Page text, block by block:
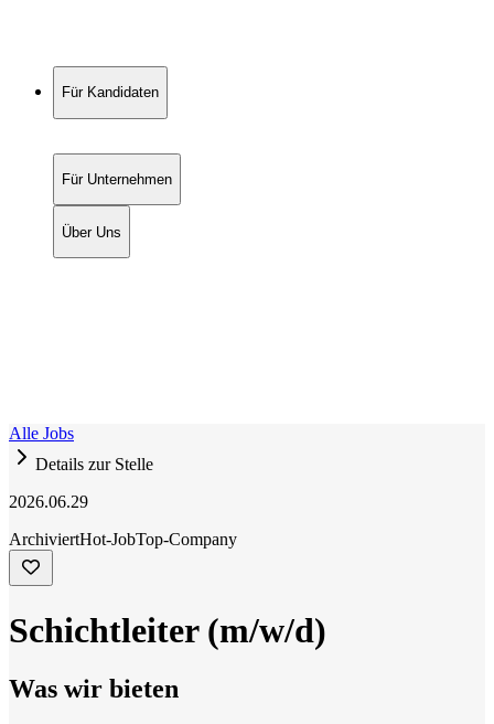
Für Kandidaten
Für Unternehmen
Über Uns
Alle Jobs
Details zur Stelle
2026.06.29
ArchiviertHot-JobTop-Company
Schichtleiter (m/w/d)
Was wir bieten